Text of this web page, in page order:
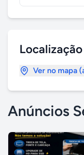
Localização
Ver no mapa
Anúncios